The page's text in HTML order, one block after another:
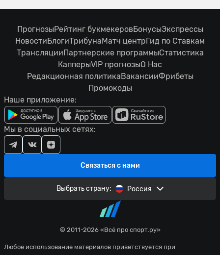
© 2011-2026 «Всё про спорт.ру»
Любое использование материалов приветствуется при
ПрогнозыРейтинг букмекеровБонусыЭкспрессы
НовостиБлогиТрибунаМатч центрГид по Ставкам
ТрансляцииПартнерские программыСтатистика
КапперыVIP прогнозыО Нас
Редакционная политикаВакансииФрибеты
Промокоды
Наше приложение:
Связаться с нами
Мы в социальных сетях:
Выбрать страну: Россия